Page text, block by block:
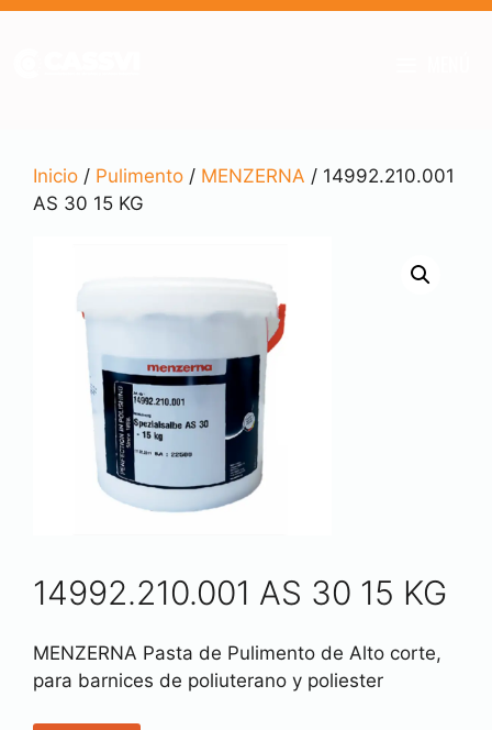
Inicio / Pulimento / MENZERNA / 14992.210.001
AS 30 15 KG
14992.210.001 AS 30 15 KG
MENZERNA Pasta de Pulimento de Alto corte,
para barnices de poliuterano y poliester